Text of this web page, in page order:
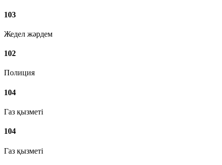
103
Жедел жәрдем
102
Полиция
104
Газ қызметі
104
Газ қызметі